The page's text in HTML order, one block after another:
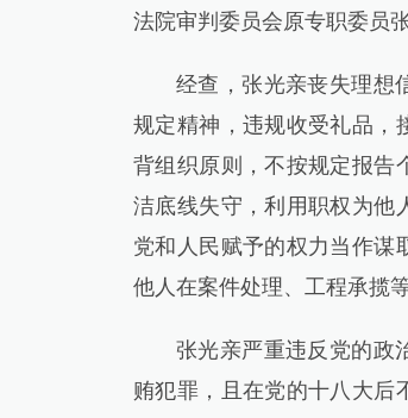
法院审判委员会原专职委员
经查，张光亲丧失理想
规定精神，违规收受礼品，
背组织原则，不按规定报告
洁底线失守，利用职权为他
党和人民赋予的权力当作谋
他人在案件处理、工程承揽
张光亲严重违反党的政
贿犯罪，且在党的十八大后